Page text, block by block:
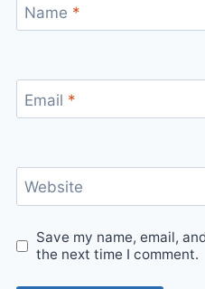
Name *
Email *
Website
Save my name, email,
the next time I comment.